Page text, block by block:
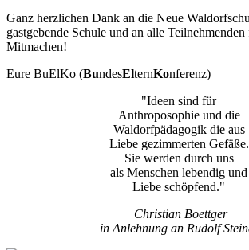
Ganz herzlichen Dank an die Neue
gastgebende Schule und an alle
Mitmachen!
Eure BuElKo (BundesElternKonferenz)
"Ideen sind für
Anthroposophie und die
Waldorfpädagogik die aus
Liebe gezimmerten Gefäße.
Sie werden durch uns
als Menschen lebendig und
Liebe schöpfend."
Christian Boettger
in Anlehnung an Rudolf